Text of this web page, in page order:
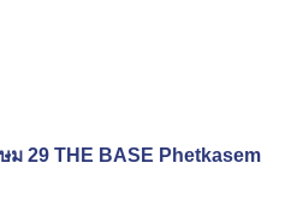
ษม 29 THE BASE Phetkasem